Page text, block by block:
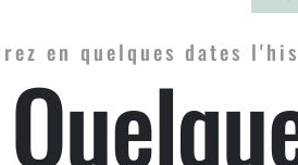
en quelques dates